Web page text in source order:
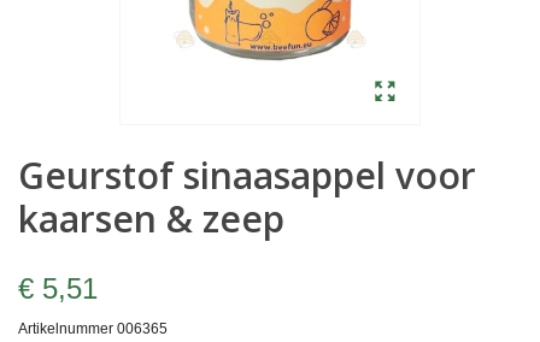
Geurstof sinaasappel voor
kaarsen & zeep
€ 5,51
Artikelnummer 006365